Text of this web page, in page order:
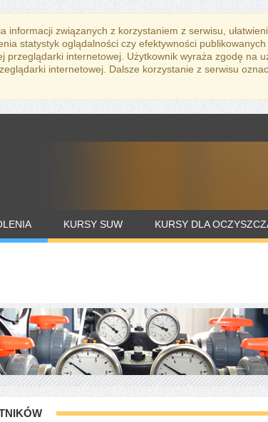
związanych z korzystaniem z serwisu,
statystyk oglądalności czy efektywności
internetowej. Użytkownik wyraża zgodę na
internetowej. Dalsze korzystanie z serwisu
KURSY SUW KURSY DLA